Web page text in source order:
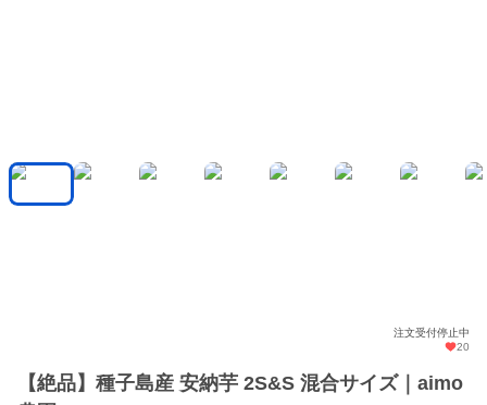
注文受付停止中
20
【絶品】種子島産 安納芋 2S&S 混合サイズ｜aimo